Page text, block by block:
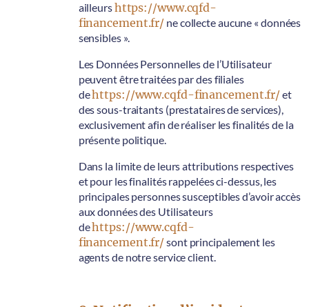
ailleurshttps://www.cqfd-
financement.fr/ ne collecte aucune « données
sensibles ».
Les Données Personnelles de l’Utilisateur
peuvent être traitées par des filiales
dehttps://www.cqfd-financement.fr/et
des sous-traitants (prestataires de services),
exclusivement afin de réaliser les finalités de la
présente politique.
Dans la limite de leurs attributions respectives
et pour les finalités rappelées ci-dessus, les
principales personnes susceptibles d’avoir accès
aux données des Utilisateurs
dehttps://www.cqfd-
financement.fr/sont principalement les
agents de notre service client.